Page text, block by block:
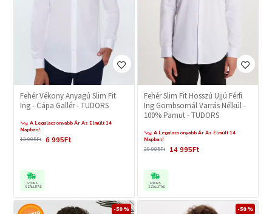
Fehér Vékony Anyagú Slim Fit
Ing - Cápa Gallér - TUDORS
A Legalacsonyabb Ár Az Elmúlt 14
Napban!
6 995Ft
13 995Ft
GYORS
SZÁLLÍTÁS
Fehér Slim Fit Hosszú Ujjú Férfi
Ing Gombsornál Varrás Nélkül -
100% Pamut - TUDORS
A Legalacsonyabb Ár Az Elmúlt 14
Napban!
14 995Ft
29 995Ft
GYORS
SZÁLLÍTÁS
-50 % -50 %